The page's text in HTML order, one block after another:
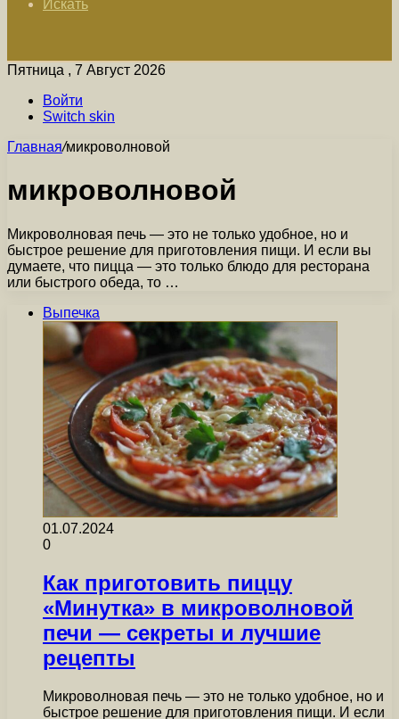
Искать
Пятница , 7 Август 2026
Войти
Switch skin
Главная/микроволновой
микроволновой
Микроволновая печь — это не только удобное, но и
быстрое решение для приготовления пищи. И если вы
думаете, что пицца — это только блюдо для ресторана
или быстрого обеда, то …
Выпечка
01.07.2024
0
Как приготовить пиццу
«Минутка» в микроволновой
печи — секреты и лучшие
рецепты
Микроволновая печь — это не только удобное, но и
быстрое решение для приготовления пищи. И если